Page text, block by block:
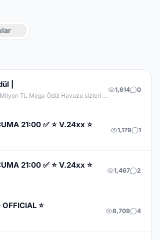
|
Official’a Son 4 Saat! Büyük Açılış Bu Akşam 22:00’da! Collection Race rekabeti başlıyor! 4 Milyon TL Mega Ödül Havuzu sizleri bekliyor! 5 Farklı Academy Sistemi ile yepyeni bir yarış dönemi başlıyor! Hazır mısınız? DrakinGame sahneye çıkıyor! ▁▁▁▁▁▁▁▁▁▁▁▁▁▁▁▁▁▁▁▁▁▁▁▁▁▁▁▁▁▁▁▁▁▁▁ Web Sitemiz: https://drakingame.com/ Forumumuz: https://drakingame.net/ https://fluxer.gg/EL8m6D6k https://discord.gg/drakingame
1,614 0
21:00 ✅ ⭐ V.24xx ⭐
1,179 1
21:00 ✅ ⭐ V.24xx ⭐
1,467 2
⭐
8,709 4